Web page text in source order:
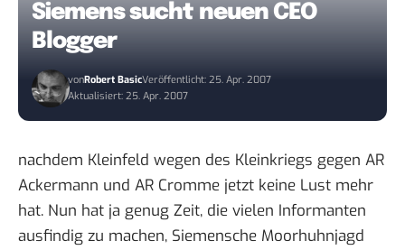
Siemens sucht neuen CEO
Blogger
vonRobert BasicVeröffentlicht: 25. Apr. 2007
Aktualisiert: 25. Apr. 2007
nachdem Kleinfeld wegen des Kleinkriegs gegen AR
Ackermann und AR Cromme jetzt keine Lust mehr
hat. Nun hat ja genug Zeit, die vielen Informanten
ausfindig zu machen, Siemensche Moorhuhnjagd